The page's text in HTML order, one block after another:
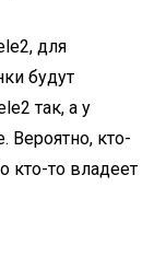
для
будут
так, а у
Вероятно, кто-
кто-то владеет